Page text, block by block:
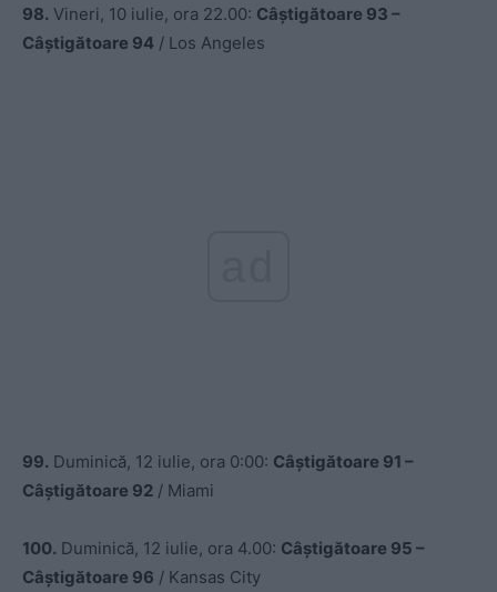
98. Vineri, 10 iulie, ora 22.00: Câștigătoare 93 –
Câștigătoare 94 / Los Angeles
99. Duminică, 12 iulie, ora 0:00: Câștigătoare 91 –
Câștigătoare 92 / Miami
100. Duminică, 12 iulie, ora 4.00: Câștigătoare 95 –
Câștigătoare 96 / Kansas City